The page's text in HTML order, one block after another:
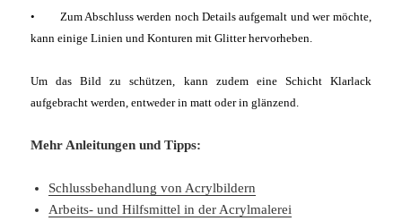
• Zum Abschluss werden noch Details aufgemalt und wer möchte,
kann einige Linien und Konturen mit Glitter hervorheben.
Um das Bild zu schützen, kann zudem eine Schicht Klarlack
aufgebracht werden, entweder in matt oder in glänzend.
Mehr Anleitungen und Tipps:
Schlussbehandlung von Acrylbildern
Arbeits- und Hilfsmittel in der Acrylmalerei